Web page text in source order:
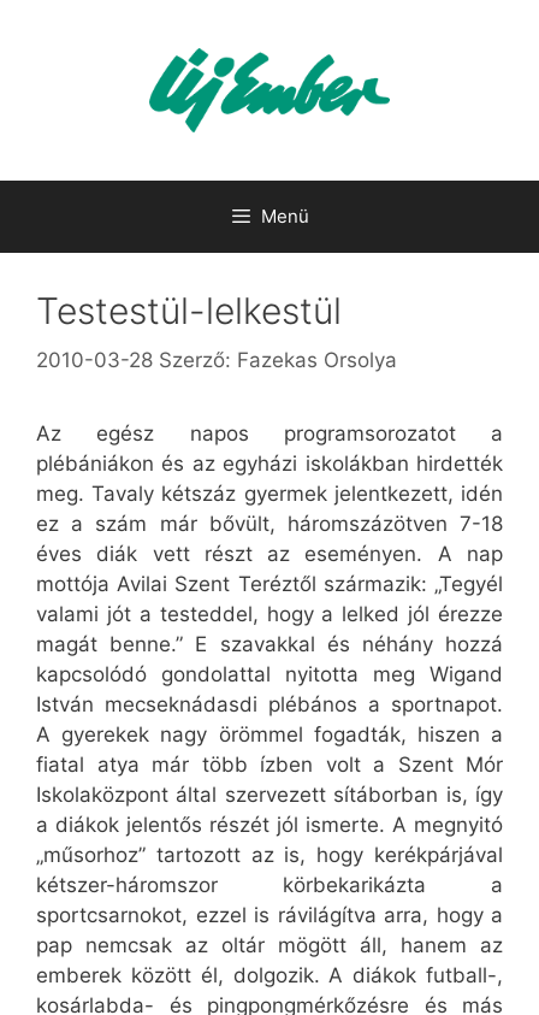
Menü
Testestül-lelkestül
2010-03-28 Szerző: Fazekas Orsolya
Az egész napos programsorozatot a
plébániákon és az egyházi iskolákban hirdették
meg. Tavaly kétszáz gyermek jelentkezett, idén
ez a szám már bővült, háromszázötven 7-18
éves diák vett részt az eseményen. A nap
mottója Avilai Szent Teréztől származik: „Tegyél
valami jót a testeddel, hogy a lelked jól érezze
magát benne.” E szavakkal és néhány hozzá
kapcsolódó gondolattal nyitotta meg Wigand
István mecseknádasdi plébános a sportnapot.
A gyerekek nagy örömmel fogadták, hiszen a
fiatal atya már több ízben volt a Szent Mór
Iskolaközpont által szervezett sítáborban is, így
a diákok jelentős részét jól ismerte. A megnyitó
„műsorhoz” tartozott az is, hogy kerékpárjával
kétszer-háromszor körbekarikázta a
sportcsarnokot, ezzel is rávilágítva arra, hogy a
pap nemcsak az oltár mögött áll, hanem az
emberek között él, dolgozik. A diákok futball-,
kosárlabda- és pingpongmérkőzésre és más